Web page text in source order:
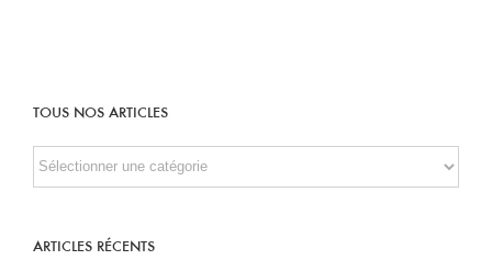
TOUS NOS ARTICLES
TOUS
NOS
ARTICLES RÉCENTS